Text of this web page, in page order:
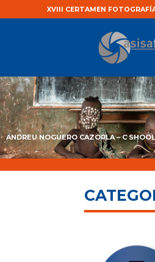
XVIII CERTAMEN
ANDREU NOGUERO CAZORLA – C